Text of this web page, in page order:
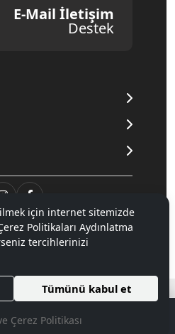
E-Mail İletişim
Destek
. Tüm hakları saklıdır.
Ticaret Sistemleri ile Hazırlanmıştır.
için internet sitemizde
Politikaları Aydınlatma
tercihlerinizi
Tümünü kabul et
Çerez Politikası